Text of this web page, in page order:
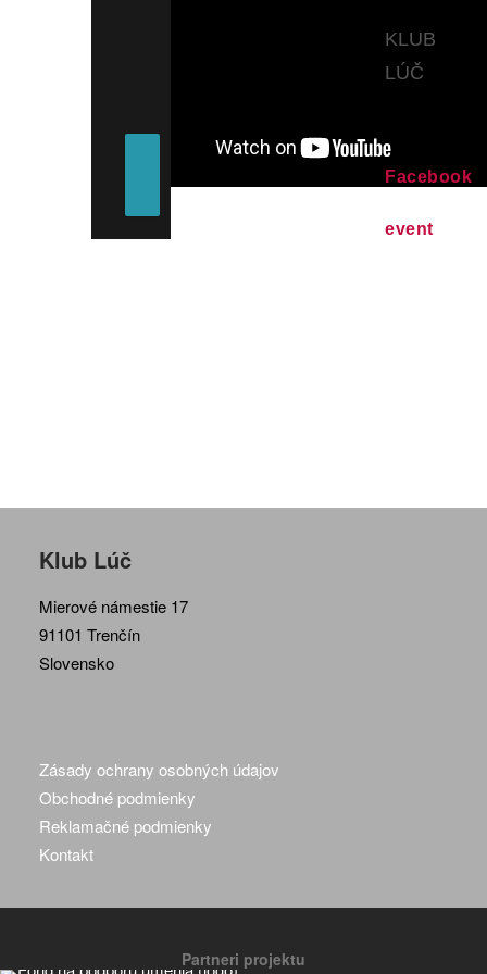
KLUB
LÚČ
Facebook
event
Klub Lúč
Mierové námestie 17
91101 Trenčín
Slovensko
Zásady ochrany osobných údajov
Obchodné podmienky
Reklamačné podmienky
Kontakt
Partneri projektu